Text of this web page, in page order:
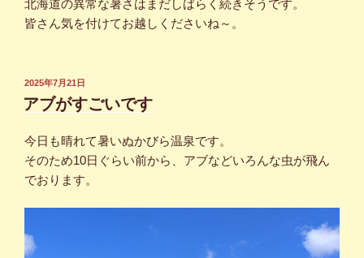
北海道の異常な暑さはまだしばらく続きそうです。
皆さん気を付けてお越しくださいね～。
投
稿
日:
2025年7月21日
アブがすごいです
今日も晴れて暑いぬかびら温泉です。
そのため10日ぐらい前から、アブなどいろんな虫が飛ん
でおります。